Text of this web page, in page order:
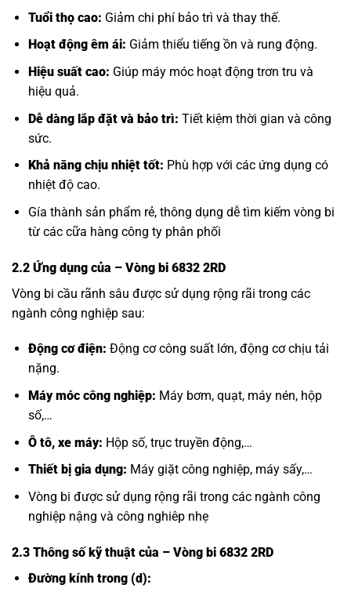
Tuổi thọ cao: Giảm chi phí bảo trì và thay thế.
Hoạt động êm ái: Giảm thiểu tiếng ồn và rung động.
Hiệu suất cao: Giúp máy móc hoạt động trơn tru và
hiệu quả.
Dễ dàng lắp đặt và bảo trì: Tiết kiệm thời gian và công
sức.
Khả năng chịu nhiệt tốt: Phù hợp với các ứng dụng có
nhiệt độ cao.
Gía thành sản phẩm rẻ, thông dụng dễ tìm kiếm vòng bi
từ các cữa hàng công ty phân phối
2.2 Ứng dụng của – Vòng bi 6832 2RD
Vòng bi cầu rãnh sâu được sử dụng rộng rãi trong các
ngành công nghiệp sau:
Động cơ điện: Động cơ công suất lớn, động cơ chịu tải
nặng.
Máy móc công nghiệp: Máy bơm, quạt, máy nén, hộp
số,…
Ô tô, xe máy: Hộp số, trục truyền động,…
Thiết bị gia dụng: Máy giặt công nghiệp, máy sấy,…
Vòng bi được sử dụng rộng rãi trong các ngành công
nghiệp nậng và công nghiêp nhẹ
2.3 Thông số kỹ thuật của – Vòng bi 6832 2RD
Đường kính trong (d):